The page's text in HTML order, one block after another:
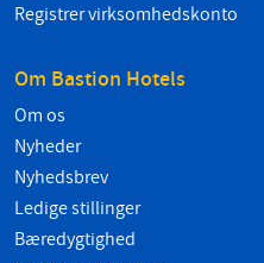
Registrer virksomhedskonto
Om Bastion Hotels
Om os
Nyheder
Nyhedsbrev
Ledige stillinger
Bæredygtighed